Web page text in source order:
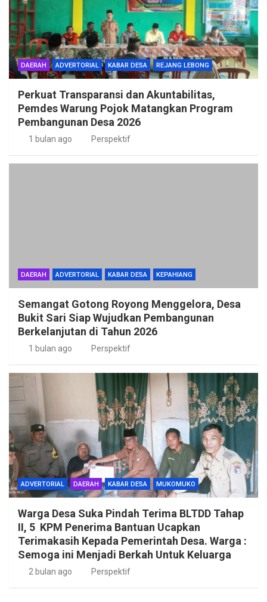
DAERAH ADVERTORIAL KABAR DESA REJANG LEBONG
Perkuat Transparansi dan Akuntabilitas,
Pemdes Warung Pojok Matangkan Program
Pembangunan Desa 2026
1 bulan ago Perspektif
DAERAH ADVERTORIAL KABAR DESA KEPAHIANG
Semangat Gotong Royong Menggelora, Desa
Bukit Sari Siap Wujudkan Pembangunan
Berkelanjutan di Tahun 2026
1 bulan ago Perspektif
ADVERTORIAL DAERAH KABAR DESA MUKOMUKO
Warga Desa Suka Pindah Terima BLTDD Tahap
II, 5 KPM Penerima Bantuan Ucapkan
Terimakasih Kepada Pemerintah Desa. Warga :
Semoga ini Menjadi Berkah Untuk Keluarga
2 bulan ago Perspektif